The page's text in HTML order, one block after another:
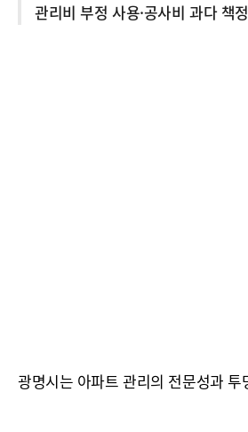
관리비 부정 사용·공사비 과다 책
광명시는 아파트 관리의 전문성과